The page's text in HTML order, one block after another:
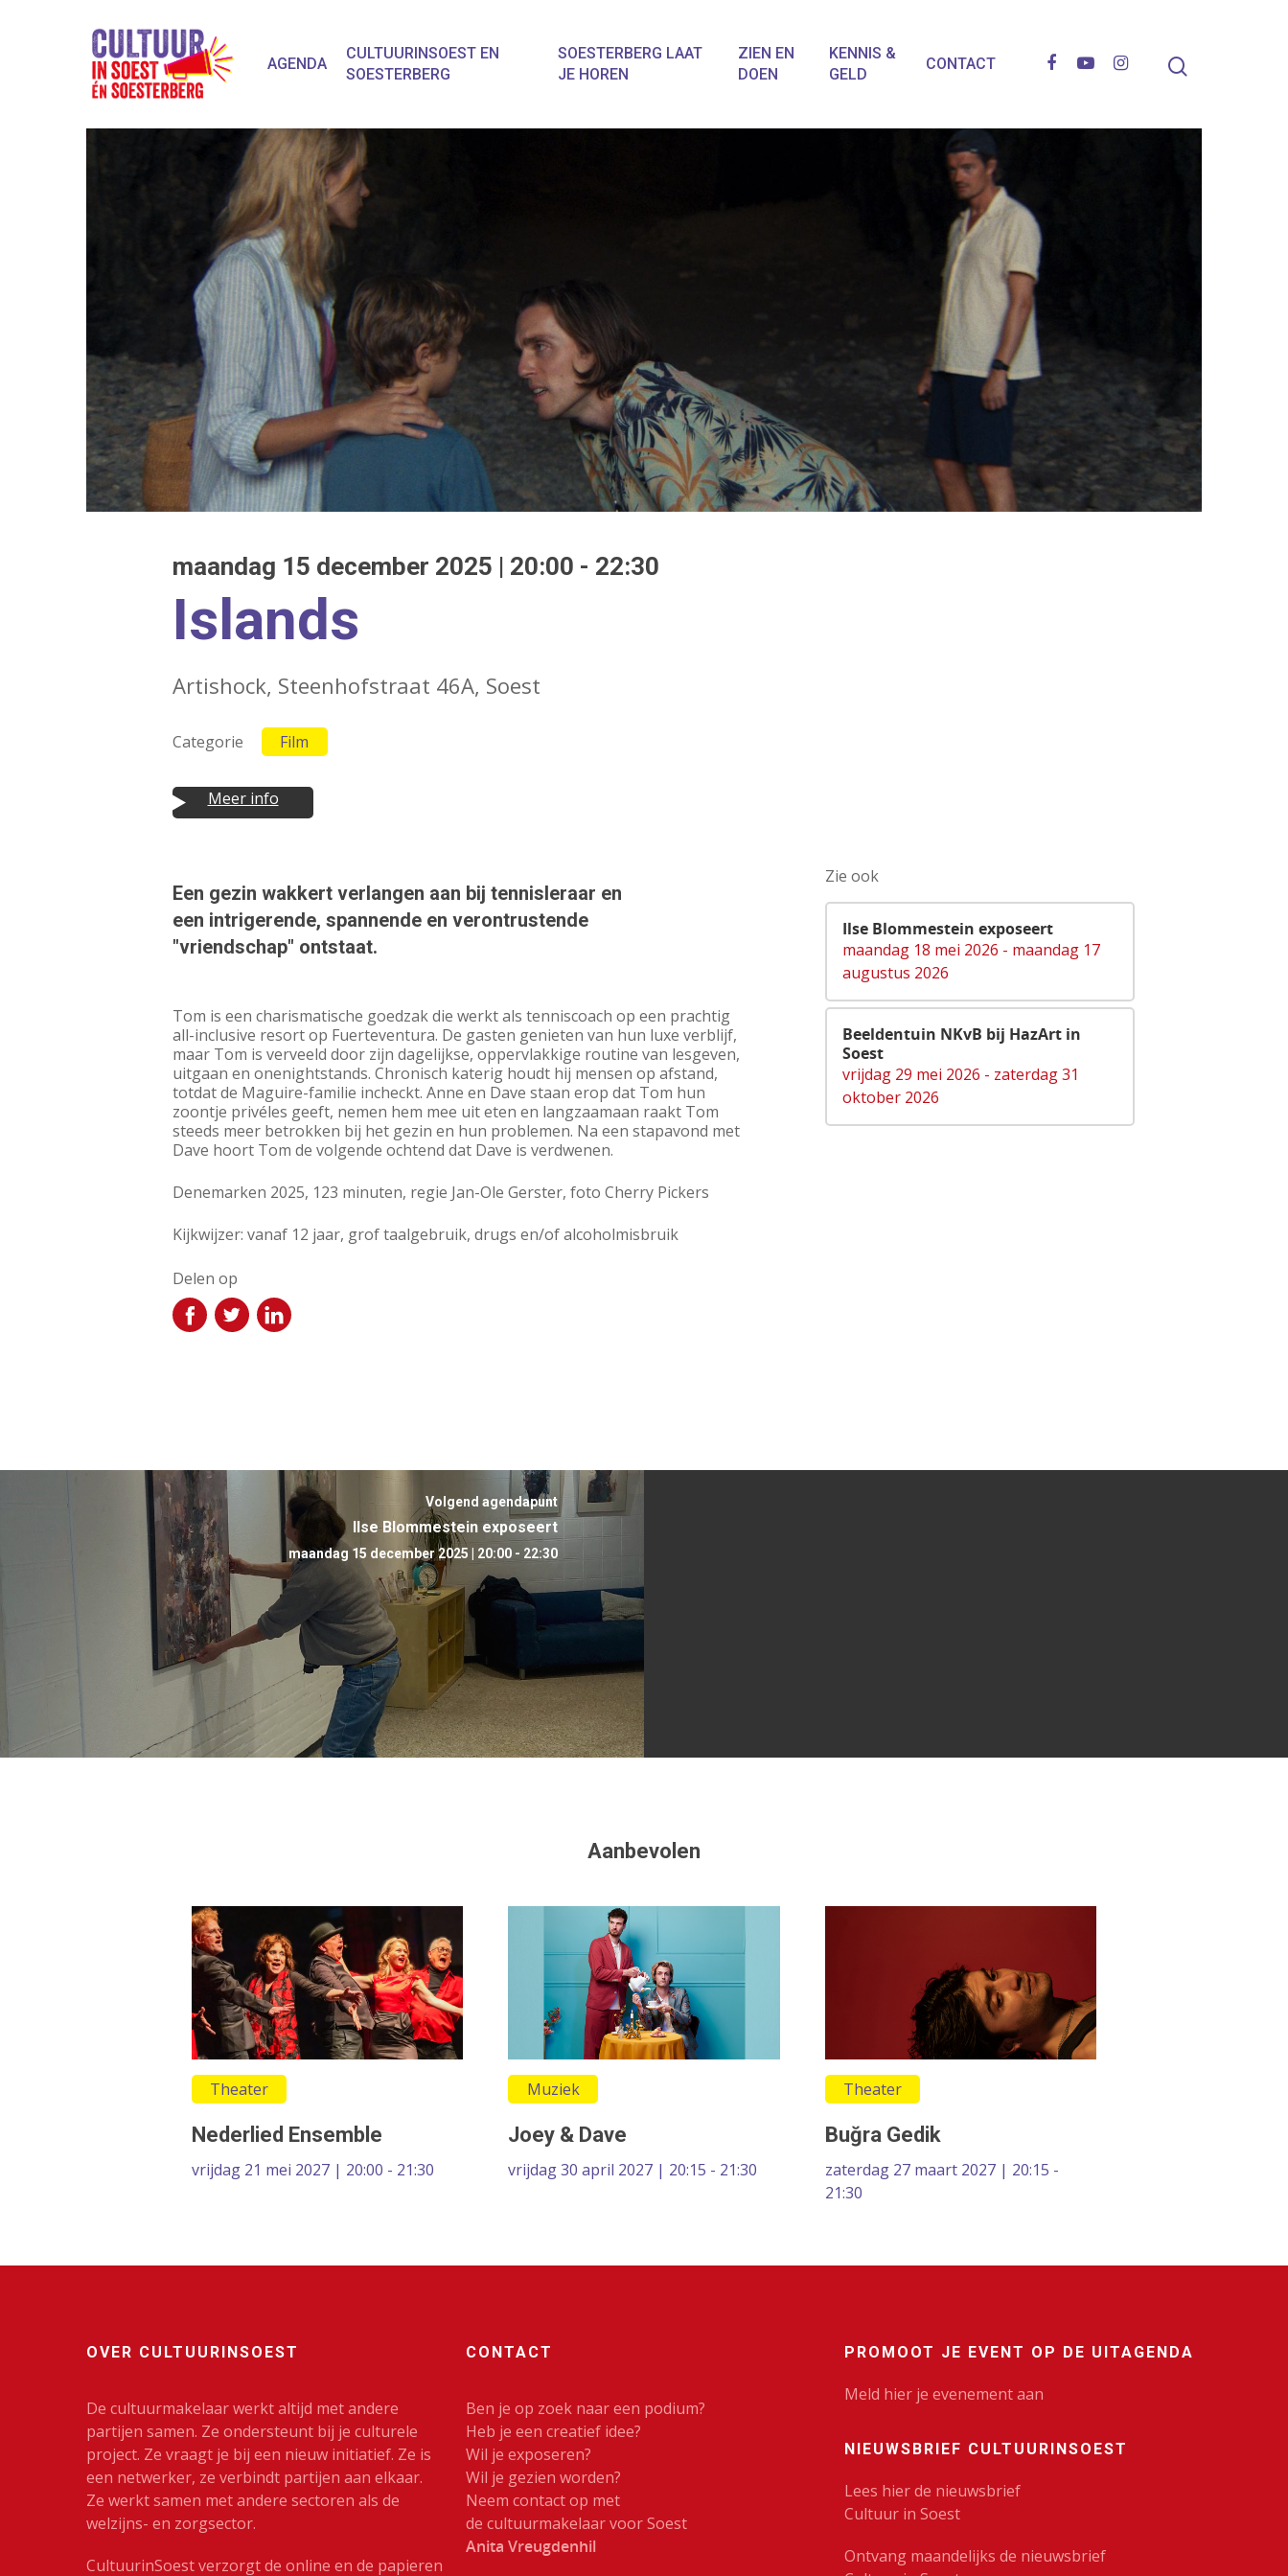
AGENDA
CULTUURINSOEST EN
SOESTERBERG
SOESTERBERG LAAT
JE HOREN
ZIEN EN
DOEN
KENNIS &
GELD
CONTACT
maandag 15 december 2025 | 20:00 - 22:30
Islands
Artishock, Steenhofstraat 46A, Soest
Categorie Film
Meer info
Een gezin wakkert verlangen aan bij tennisleraar en
een intrigerende, spannende en verontrustende
"vriendschap" ontstaat.
Tom is een charismatische goedzak die werkt als tenniscoach op een prachtig
all-inclusive resort op Fuerteventura. De gasten genieten van hun luxe verblijf,
maar Tom is verveeld door zijn dagelijkse, oppervlakkige routine van lesgeven,
uitgaan en onenightstands. Chronisch katerig houdt hij mensen op afstand,
totdat de Maguire-familie incheckt. Anne en Dave staan erop dat Tom hun
zoontje privéles geeft, nemen hem mee uit eten en langzaamaan raakt Tom
steeds meer betrokken bij het gezin en hun problemen. Na een stapavond met
Dave hoort Tom de volgende ochtend dat Dave is verdwenen.
Denemarken 2025, 123 minuten, regie Jan-Ole Gerster, foto Cherry Pickers
Kijkwijzer: vanaf 12 jaar, grof taalgebruik, drugs en/of alcoholmisbruik
Delen op
Zie ook
Ilse Blommestein exposeert
maandag 18 mei 2026 - maandag 17
augustus 2026
Beeldentuin NKvB bij HazArt in
Soest
vrijdag 29 mei 2026 - zaterdag 31
oktober 2026
Volgend agendapunt
Ilse Blommestein exposeert
maandag 15 december 2025 | 20:00 - 22:30
Aanbevolen
Theater
Nederlied Ensemble
vrijdag 21 mei 2027 | 20:00 - 21:30
Muziek
Joey & Dave
vrijdag 30 april 2027 | 20:15 - 21:30
Theater
Buğra Gedik
zaterdag 27 maart 2027 | 20:15 -
21:30
OVER CULTUURINSOEST
De cultuurmakelaar werkt altijd met andere
partijen samen. Ze ondersteunt bij je culturele
project. Ze vraagt je bij een nieuw initiatief. Ze is
een netwerker, ze verbindt partijen aan elkaar.
Ze werkt samen met andere sectoren als de
welzijns- en zorgsector.
CultuurinSoest verzorgt de online en de papieren
CONTACT
Ben je op zoek naar een podium?
Heb je een creatief idee?
Wil je exposeren?
Wil je gezien worden?
Neem contact op met
de cultuurmakelaar voor Soest
Anita Vreugdenhil
PROMOOT JE EVENT OP DE UITAGENDA
Meld hier je evenement aan
NIEUWSBRIEF CULTUURINSOEST
Lees hier de nieuwsbrief
Cultuur in Soest
Ontvang maandelijks de nieuwsbrief